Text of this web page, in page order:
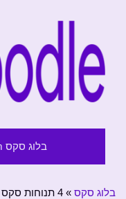
בלוג סקס keynoodle.com
בלוג סקס » 4 תנוחות סקס מדהימות לתבל את חיי המין שלך